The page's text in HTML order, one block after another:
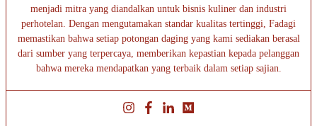
menjadi mitra yang diandalkan untuk bisnis kuliner dan industri
perhotelan. Dengan mengutamakan standar kualitas tertinggi, Fadagi
memastikan bahwa setiap potongan daging yang kami sediakan berasal
dari sumber yang terpercaya, memberikan kepastian kepada pelanggan
bahwa mereka mendapatkan yang terbaik dalam setiap sajian.